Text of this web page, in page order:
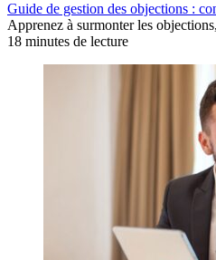
Guide de gestion des objections :
Apprenez à surmonter les
18 minutes de lecture